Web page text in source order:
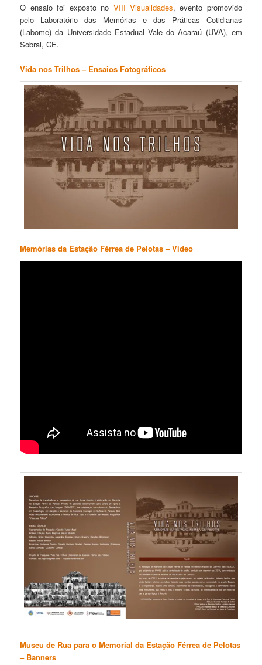
O ensaio foi exposto no VIII Visualidades, evento promovido
pelo Laboratório das Memórias e das Práticas Cotidianas
(Labome) da Universidade Estadual Vale do Acaraú (UVA), em
Sobral, CE.
Vida nos Trilhos – Ensaios Fotográficos
Memórias da Estação Férrea de Pelotas – Video
Museu de Rua para o Memorial da Estação Férrea de Pelotas
– Banners